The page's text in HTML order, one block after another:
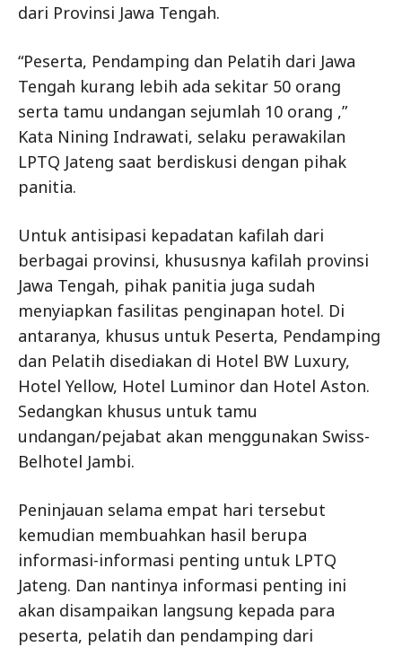
dari Provinsi Jawa Tengah.
“Peserta, Pendamping dan Pelatih dari Jawa
Tengah kurang lebih ada sekitar 50 orang
serta tamu undangan sejumlah 10 orang ,”
Kata Nining Indrawati, selaku perawakilan
LPTQ Jateng saat berdiskusi dengan pihak
panitia.
Untuk antisipasi kepadatan kafilah dari
berbagai provinsi, khususnya kafilah provinsi
Jawa Tengah, pihak panitia juga sudah
menyiapkan fasilitas penginapan hotel. Di
antaranya, khusus untuk Peserta, Pendamping
dan Pelatih disediakan di Hotel BW Luxury,
Hotel Yellow, Hotel Luminor dan Hotel Aston.
Sedangkan khusus untuk tamu
undangan/pejabat akan menggunakan Swiss-
Belhotel Jambi.
Peninjauan selama empat hari tersebut
kemudian membuahkan hasil berupa
informasi-informasi penting untuk LPTQ
Jateng. Dan nantinya informasi penting ini
akan disampaikan langsung kepada para
peserta, pelatih dan pendamping dari